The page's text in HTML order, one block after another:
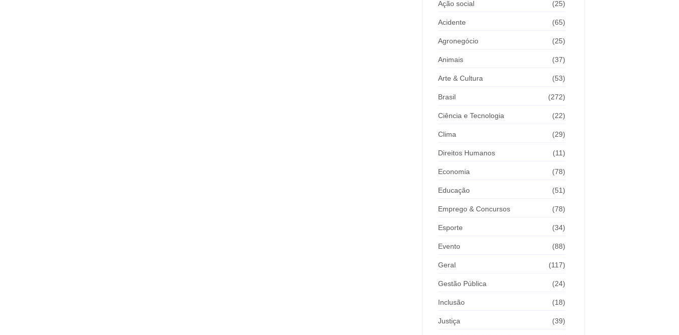
Ação social (25)
Acidente (65)
Agronegócio (25)
Animais (37)
Arte & Cultura (53)
Brasil (272)
Ciência e Tecnologia (22)
Clima (29)
Direitos Humanos (11)
Economia (78)
Educação (51)
Emprego & Concursos (78)
Esporte (34)
Evento (88)
Geral (117)
Gestão Pública (24)
Inclusão (18)
Justiça (39)